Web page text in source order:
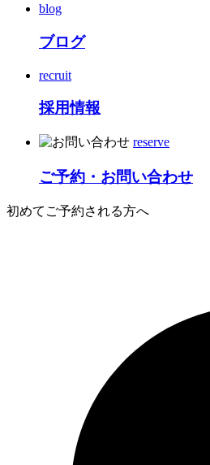
blog
ブログ
recruit
採用情報
reserve
ご予約・お問い合わせ
初めてご予約される方へ